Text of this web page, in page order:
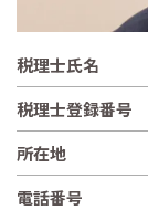
税理士氏名
税理士登録番号
所在地
電話番号